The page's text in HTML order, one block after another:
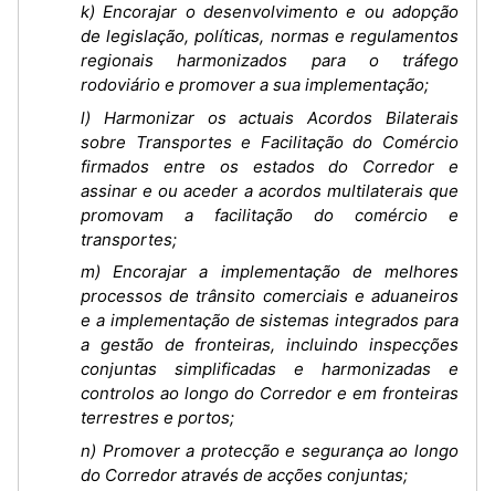
k) Encorajar o desenvolvimento e ou adopção
de legislação, políticas, normas e regulamentos
regionais harmonizados para o tráfego
rodoviário e promover a sua implementação;
l) Harmonizar os actuais Acordos Bilaterais
sobre Transportes e Facilitação do Comércio
firmados entre os estados do Corredor e
assinar e ou aceder a acordos multilaterais que
promovam a facilitação do comércio e
transportes;
m) Encorajar a implementação de melhores
processos de trânsito comerciais e aduaneiros
e a implementação de sistemas integrados para
a gestão de fronteiras, incluindo inspecções
conjuntas simplificadas e harmonizadas e
controlos ao longo do Corredor e em fronteiras
terrestres e portos;
n) Promover a protecção e segurança ao longo
do Corredor através de acções conjuntas;